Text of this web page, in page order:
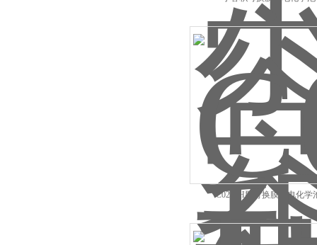
C0253H型可换膜光电化学